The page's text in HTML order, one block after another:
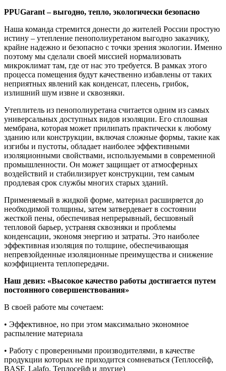
PPUGarant – выгодно, тепло, экологически безопасно
Наша команда стремится донести до жителей России простую
истину – утепление пенополиуретаном выгодно заказчику,
крайне надежно и безопасно с точки зрения экологии. Именно
поэтому мы сделали своей миссией нормализовать
микроклимат там, где от нас это требуется. В рамках этого
процесса помещения будут качественно избавлены от таких
неприятных явлений как конденсат, плесень, грибок,
излишний шум извне и сквозняки.
Утеплитель из пенополиуретана считается одним из самых
универсальных доступных видов изоляции. Его сплошная
мембрана, которая может прилипать практически к любому
зданию или конструкции, включая сложные формы, такие как
изгибы и пустоты, обладает наиболее эффективными
изоляционными свойствами, используемыми в современной
промышленности. Он может защищает от атмосферных
воздействий и стабилизирует конструкции, тем самым
продлевая срок службы многих старых зданий.
Применяемый в жидкой форме, материал расширяется до
необходимой толщины, затем затвердевает в состоянии
жесткой пены, обеспечивая непрерывный, бесшовный
тепловой барьер, устраняя сквозняки и проблемы
конденсации, экономя энергию и затраты. Это наиболее
эффективная изоляция по толщине, обеспечивающая
непревзойденные изоляционные преимущества и снижение
коэффициента теплопередачи.
Наш девиз: «Высокое качество работы достигается путем
постоянного совершенствования»
В своей работе мы сочетаем:
• Эффективное, но при этом максимально экономное
распыление материала
• Работу с проверенными производителями, в качестве
продукции которых не приходится сомневаться (Теплосейф,
BASF, Lalafo, Теплосейф и другие)